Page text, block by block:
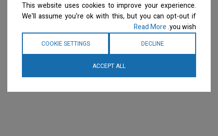
This website uses cookies to improve your experience.
We'll assume you're ok with this, but you can opt-out if
you wish.
Read More
DECLINE
COOKIE SETTINGS
ACCEPT ALL